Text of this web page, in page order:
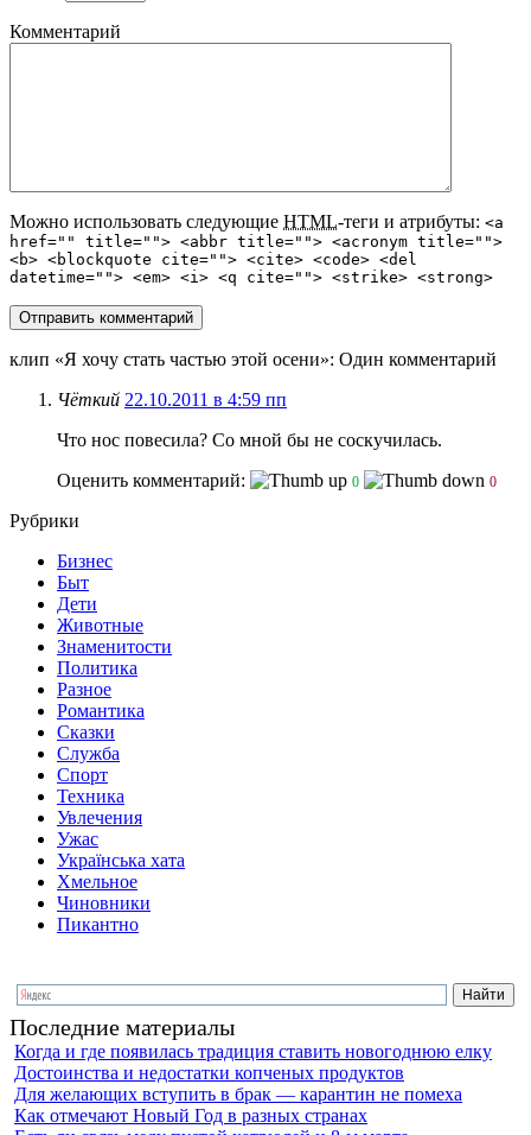
Комментарий
Можно использовать следующие HTML-теги и атрибуты: <a
href="" title=""> <abbr title=""> <acronym title="">
<b> <blockquote cite=""> <cite> <code> <del
datetime=""> <em> <i> <q cite=""> <strike> <strong>
клип «Я хочу стать частью этой осени»: Один комментарий
Чёткий 22.10.2011 в 4:59 пп
Что нос повесила? Со мной бы не соскучилась.
Оценить комментарий:
0 0
Рубрики
Бизнес
Быт
Дети
Животные
Знаменитости
Политика
Разное
Романтика
Сказки
Служба
Спорт
Техника
Увлечения
Ужас
Українська хата
Хмельное
Чиновники
Пикантно
Последние материалы
Когда и где появилась традиция ставить новогоднюю елку
Достоинства и недостатки копченых продуктов
Для желающих вступить в брак — карантин не помеха
Как отмечают Новый Год в разных странах